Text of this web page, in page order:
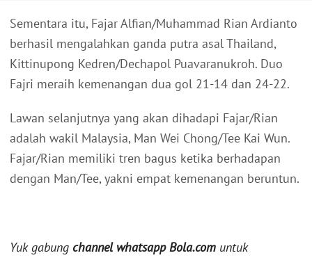
Sementara itu, Fajar Alfian/Muhammad Rian Ardianto
berhasil mengalahkan ganda putra asal Thailand,
Kittinupong Kedren/Dechapol Puavaranukroh. Duo
Fajri meraih kemenangan dua gol 21-14 dan 24-22.
Lawan selanjutnya yang akan dihadapi Fajar/Rian
adalah wakil Malaysia, Man Wei Chong/Tee Kai Wun.
Fajar/Rian memiliki tren bagus ketika berhadapan
dengan Man/Tee, yakni empat kemenangan beruntun.
Yuk gabung channel whatsapp Bola.com untuk